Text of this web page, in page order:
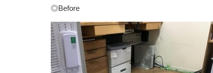
◎Before